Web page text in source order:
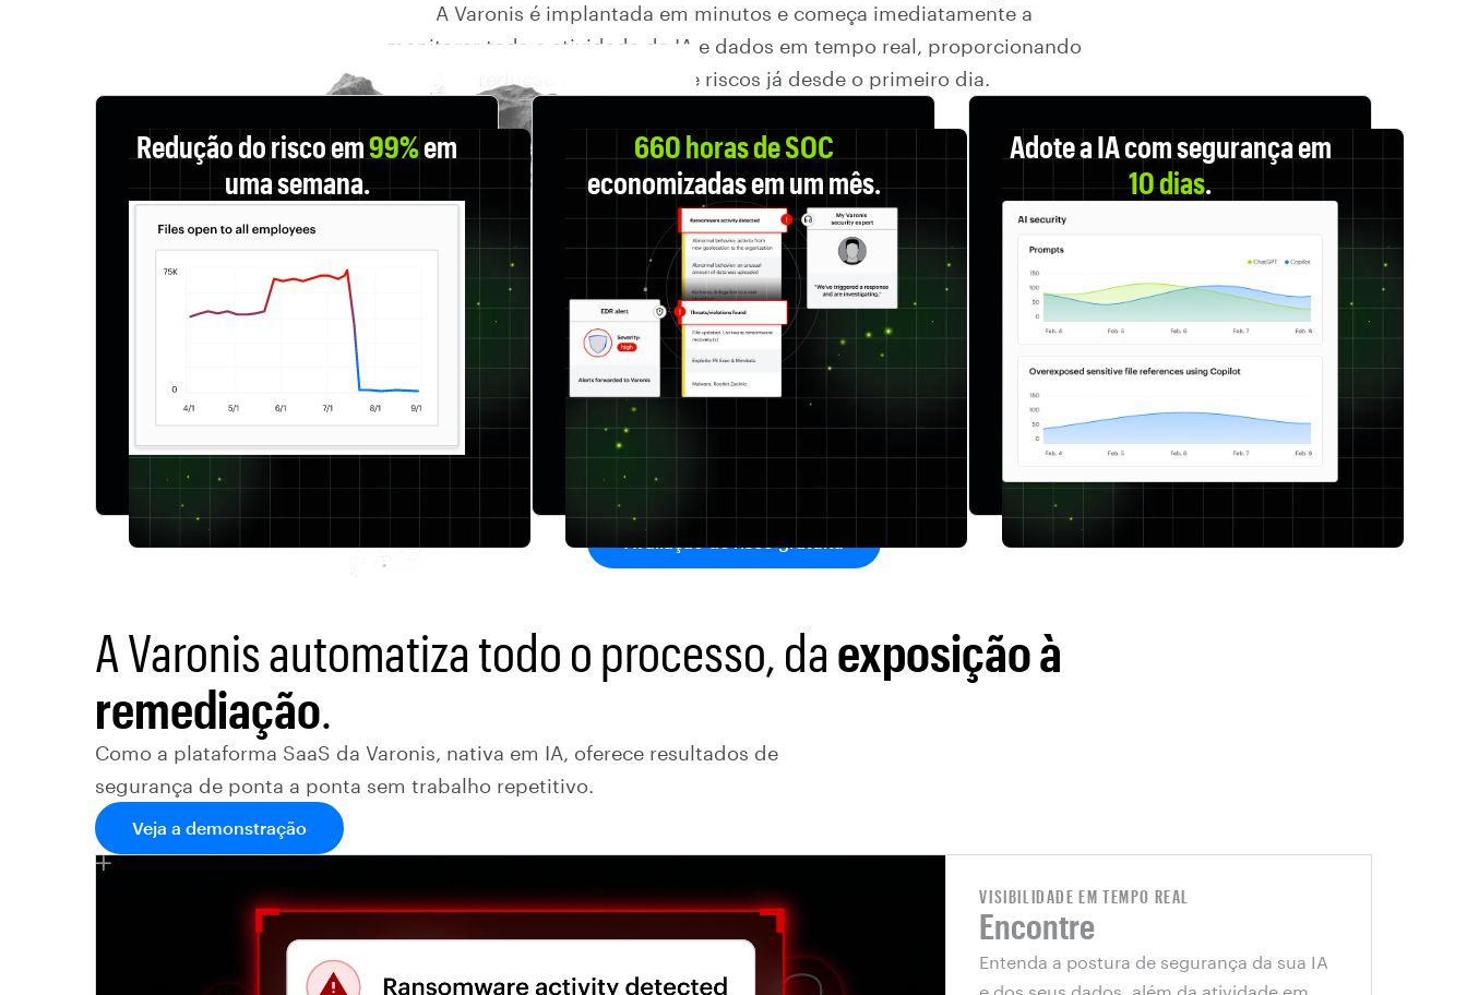
A Varonis é implantada em minutos e começa imediatamente a
monitorar toda a atividade de IA e dados em tempo real, proporcionando
redução mensurável de riscos já desde o primeiro dia.
Redução do risco em99%em
uma semana.
660 horas de SOC
economizadas em um mês.
Adote a IA com segurança em
10 dias.
A Varonis automatiza todo o processo, daexposição à
remediação.
Como a plataforma SaaS da Varonis, nativa em IA, oferece resultados de
segurança de ponta a ponta sem trabalho repetitivo.
Veja a demonstração
VISIBILIDADE EM TEMPO REAL
Encontre
Entenda a postura de segurança da sua IA